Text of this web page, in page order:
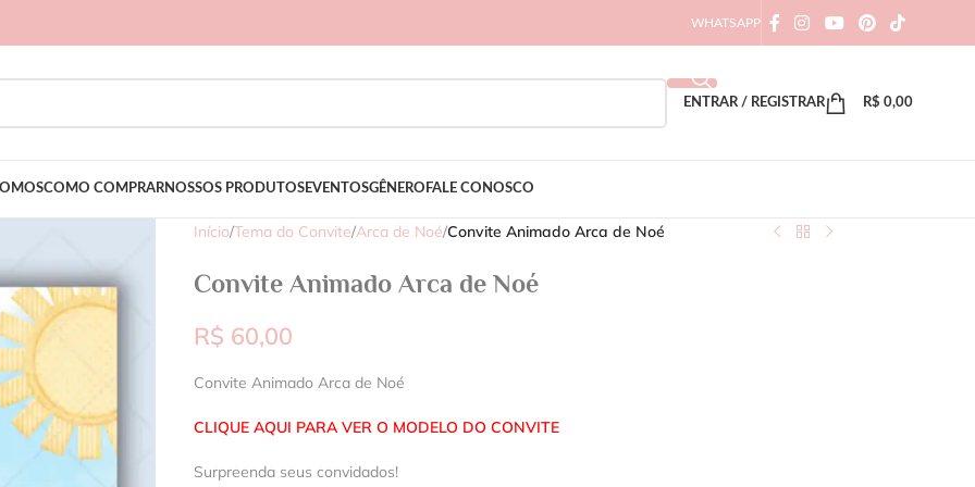
WHATSAPP
ENTRAR / REGISTRAR R$ 0,00
COMO COMPRARNOSSOS PRODUTOSEVENTOSGÊNERO FALE CONOSCO
Início/Tema do Convite/Arca de Noé/Convite Animado Arca de Noé
Convite Animado Arca de Noé
R$ 60,00
Convite Animado Arca de Noé
CLIQUE AQUI PARA VER O MODELO DO CONVITE
Surpreenda seus convidados!